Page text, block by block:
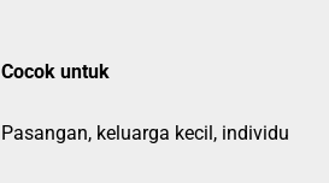
Cocok untuk
Pasangan, keluarga kecil, individu